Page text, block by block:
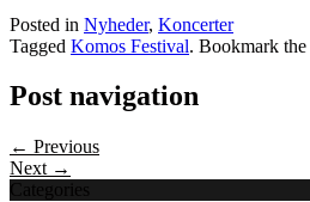
Posted in Nyheder, Koncerter
Tagged Komos Festival. Bookmark the
Post navigation
← Previous
Next →
Categories